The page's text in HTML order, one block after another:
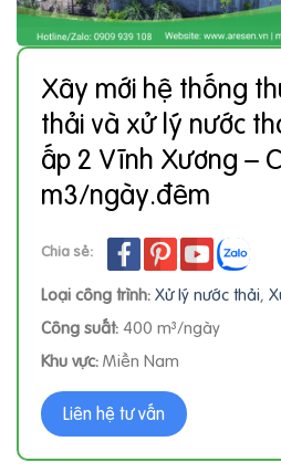
Xây mới hệ thống
thải và xử lý nước
ấp 2 Vĩnh Xương –
m3/ngày.đêm
Chia sẻ:
Loại công trình:Xử lý nước thải,
Công suất:400 m³/ngày
Khu vực:Miền Nam
Liên hệ tư vấn